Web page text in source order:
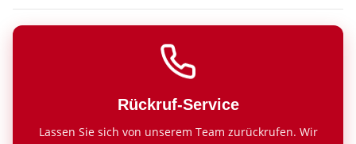
Rückruf-Service
Lassen Sie sich von unserem Team zurückrufen. Wir